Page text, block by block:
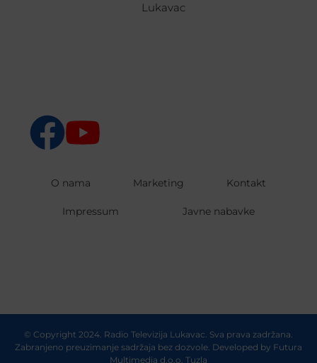
Lukavac
O nama Marketing Kontakt
Impressum Javne nabavke
© Copyright 2024. Radio Televizija Lukavac. Sva prava zadržana.
Zabranjeno preuzimanje sadržaja bez dozvole. Developed by Futura
Multimedia d.o.o. Tuzla